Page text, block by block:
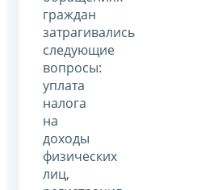
граждан
затрагивались
следующие
вопросы:
уплата
налога
на
доходы
физических
лиц,